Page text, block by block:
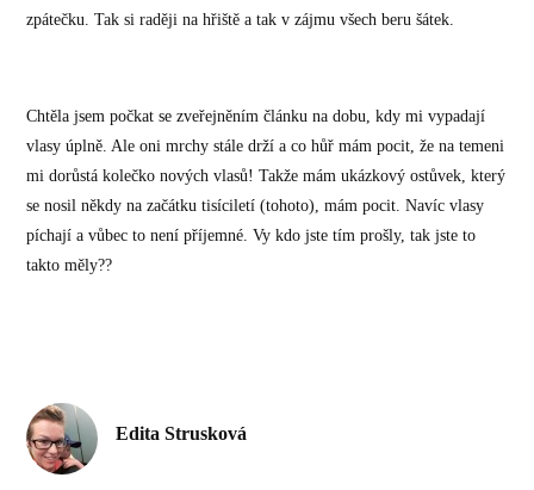
zpátečku. Tak si raději na hřiště a tak v zájmu všech beru šátek.
Chtěla jsem počkat se zveřejněním článku na dobu, kdy mi vypadají
vlasy úplně. Ale oni mrchy stále drží a co hůř mám pocit, že na temeni
mi dorůstá kolečko nových vlasů! Takže mám ukázkový ostůvek, který
se nosil někdy na začátku tisíciletí (tohoto), mám pocit. Navíc vlasy
píchají a vůbec to není příjemné. Vy kdo jste tím prošly, tak jste to
takto měly??
Edita Strusková